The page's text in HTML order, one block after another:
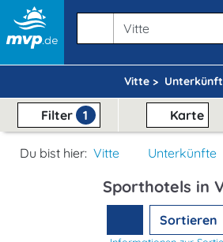
Vitte >
Filter 1 Karte
Du bist hier: Vitte Unterkünfte
Sporthotels in
Sortieren